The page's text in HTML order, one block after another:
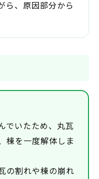
ら、原因部分から
でいたため、丸瓦
棟を一度解体しま
の割れや棟の崩れ